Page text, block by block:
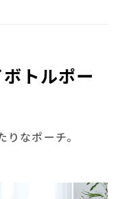
トルポー
なポーチ。